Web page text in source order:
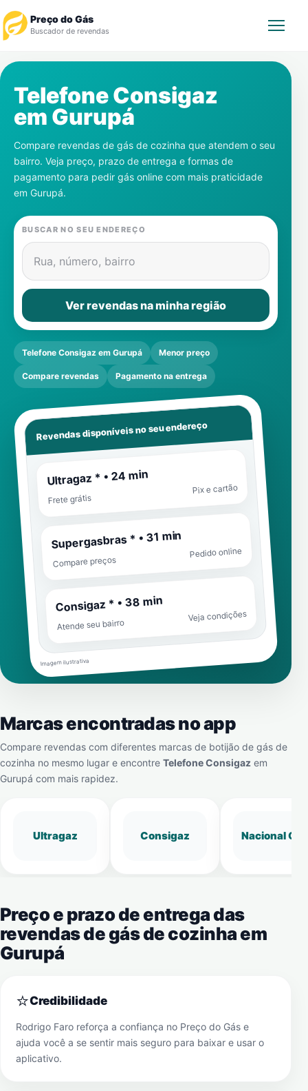
Preço do Gás
Buscador de revendas
Revendedor
Notícias
Cadastre-se
Gás
Contatos
Telefone Consigaz
em Gurupá
Compare revendas de gás de cozinha que atendem o seu
bairro. Veja preço, prazo de entrega e formas de
pagamento para pedir gás online com mais praticidade
em Gurupá.
BUSCAR NO SEU ENDEREÇO
Rua, número, bairro
Ver revendas na minha região
Telefone Consigaz em Gurupá Menor preço
Compare revendas Pagamento na entrega
Revendas disponíveis no seu endereço
Ultragaz * • 24 min
Frete grátis
Pix e cartão
Supergasbras * • 31 min
Compare preços
Pedido online
Consigaz * • 38 min
Atende seu bairro
Veja condições
Imagem ilustrativa
Marcas encontradas no app
Compare revendas com diferentes marcas de botijão de gás de
cozinha no mesmo lugar e encontre Telefone Consigaz em
Gurupá com mais rapidez.
Ultragaz Consigaz Nacional Gás
Preço e prazo de entrega das
revendas de gás de cozinha em
Gurupá
⭐Credibilidade
Rodrigo Faro reforça a confiança no Preço do Gás e
ajuda você a se sentir mais seguro para baixar e usar o
aplicativo.